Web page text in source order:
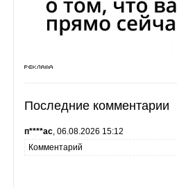
Последние комментарии
п****ас, 06.08.2026 15:12
Комментарий